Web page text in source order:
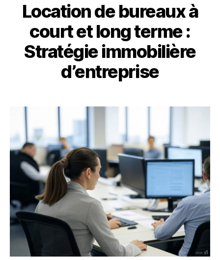
Location de bureaux à
court et long terme :
Stratégie immobilière
d’entreprise